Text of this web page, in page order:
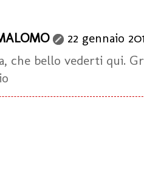
22 gennaio
che bello vederti qui.